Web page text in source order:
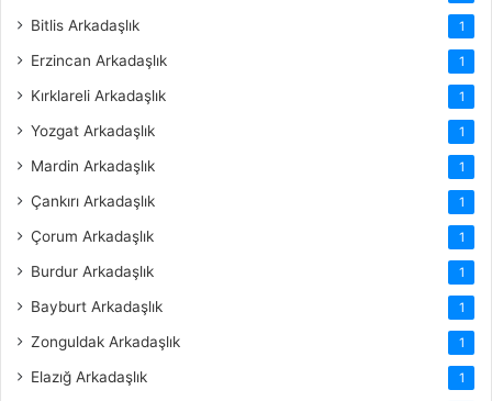
Bitlis Arkadaşlık 1
Erzincan Arkadaşlık 1
Kırklareli Arkadaşlık 1
Yozgat Arkadaşlık 1
Mardin Arkadaşlık 1
Çankırı Arkadaşlık 1
Çorum Arkadaşlık 1
Burdur Arkadaşlık 1
Bayburt Arkadaşlık 1
Zonguldak Arkadaşlık 1
Elazığ Arkadaşlık 1